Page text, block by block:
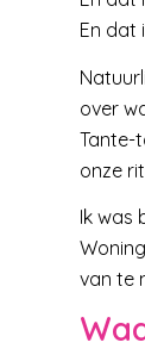
En dat
over
Tante-
onze
Ik was
van te